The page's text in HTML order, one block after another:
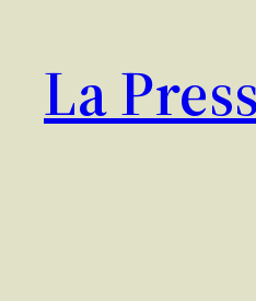
contenu
La